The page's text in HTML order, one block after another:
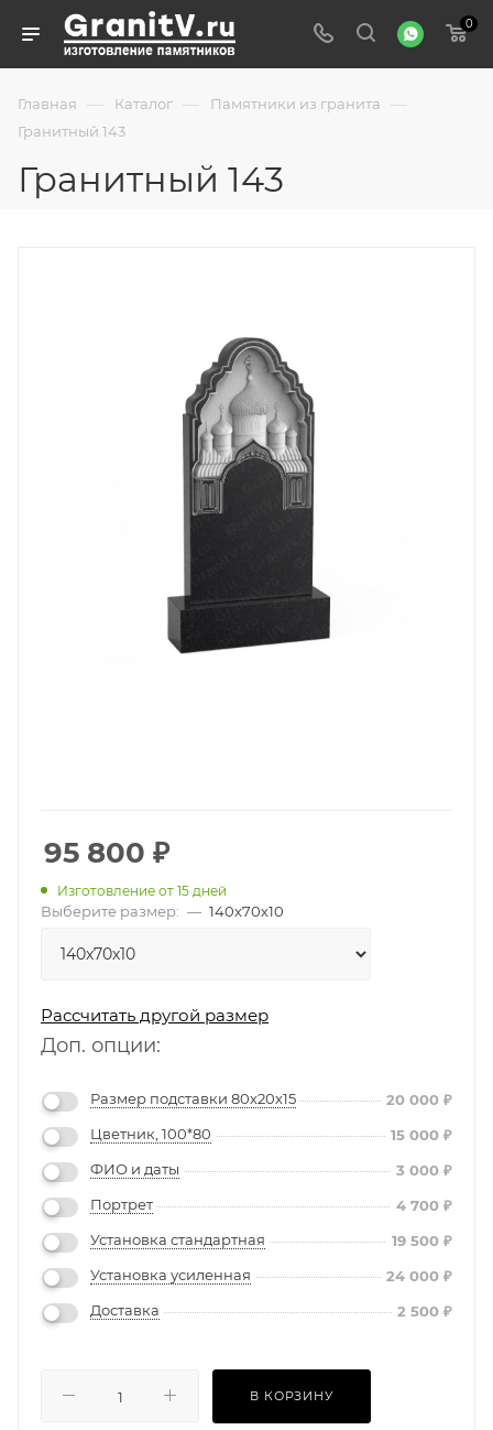
0
Главная — Каталог — Памятники из гранита —
Гранитный 143
Гранитный 143
95 800 ₽
Изготовление от 15 дней
Выберите размер: — 140х70х10
Рассчитать другой размер
Доп. опции:
Размер подставки 80х20х15 20 000 ₽
Цветник, 100*80
15 000 ₽
ФИО и даты
3 000 ₽
Портрет
4 700 ₽
Установка стандартная
19 500 ₽
Установка усиленная
24 000 ₽
Доставка
2 500 ₽
В КОРЗИНУ